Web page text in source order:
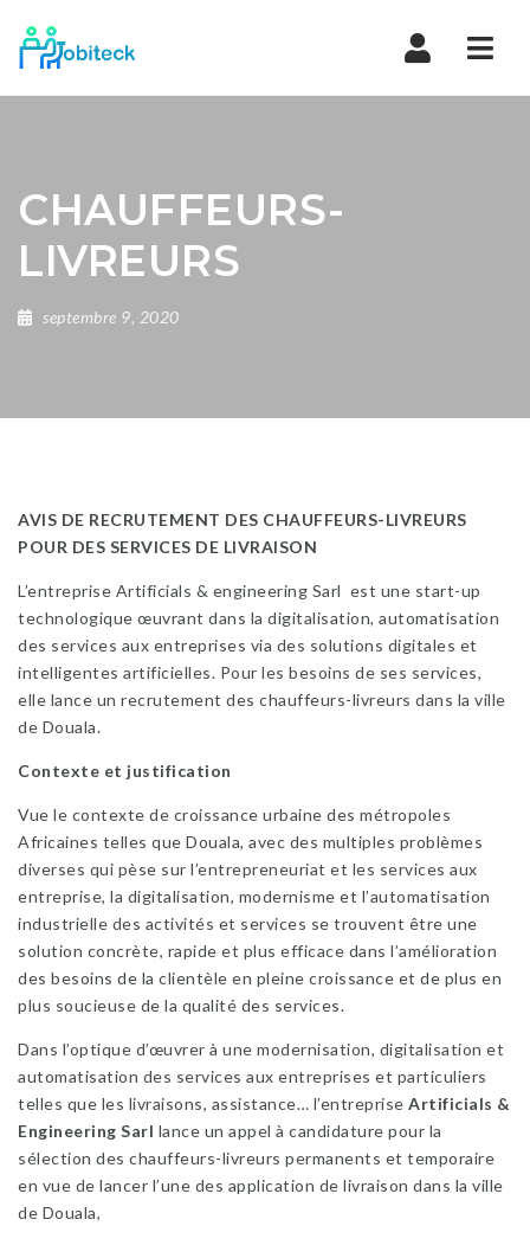
CHAUFFEURS-
LIVREURS
septembre 9, 2020
AVIS DE RECRUTEMENT DES CHAUFFEURS-LIVREURS
POUR DES SERVICES DE LIVRAISON
L’entreprise Artificials & engineering Sarl est une start-up
technologique œuvrant dans la digitalisation, automatisation
des services aux entreprises via des solutions digitales et
intelligentes artificielles. Pour les besoins de ses services,
elle lance un recrutement des chauffeurs-livreurs dans la ville
de Douala.
Contexte et justification
Vue le contexte de croissance urbaine des métropoles
Africaines telles que Douala, avec des multiples problèmes
diverses qui pèse sur l’entrepreneuriat et les services aux
entreprise, la digitalisation, modernisme et l’automatisation
industrielle des activités et services se trouvent être une
solution concrète, rapide et plus efficace dans l’amélioration
des besoins de la clientèle en pleine croissance et de plus en
plus soucieuse de la qualité des services.
Dans l’optique d’œuvrer à une modernisation, digitalisation et
automatisation des services aux entreprises et particuliers
telles que les livraisons, assistance… l’entreprise Artificials &
Engineering Sarl lance un appel à candidature pour la
sélection des chauffeurs-livreurs permanents et temporaire
en vue de lancer l’une des application de livraison dans la ville
de Douala,